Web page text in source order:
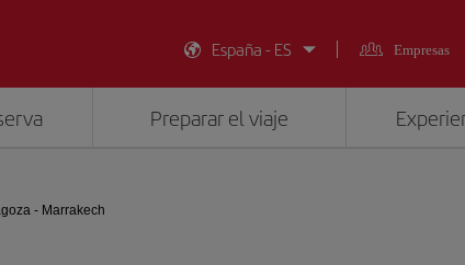
España - ES
Empresas
Preparar el viaje
- Marrakech